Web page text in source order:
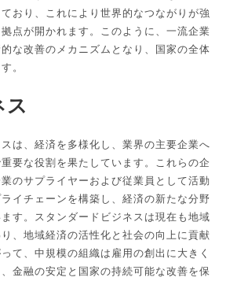
おり、これにより世界的なつながりが強
点が開かれます。このように、一流企業
な改善のメカニズムとなり、国家の全体
。
ス
は、経済を多様化し、業界の主要企業へ
要な役割を果たしています。これらの企
のサプライヤーおよび従業員として活動
イチェーンを構築し、経済の新たな分野
す。スタンダードビジネスは現在も地域
、地域経済の活性化と社会の向上に貢献
て、中規模の組織は雇用の創出に大きく
金融の安定と国家の持続可能な改善を保